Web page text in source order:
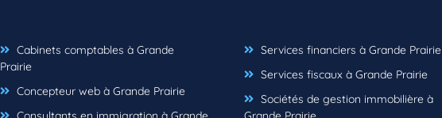
Cabinets comptables à Grande
Prairie
Concepteur web à Grande Prairie
Services financiers à Grande Prairie
Services fiscaux à Grande Prairie
Sociétés de gestion immobilière à